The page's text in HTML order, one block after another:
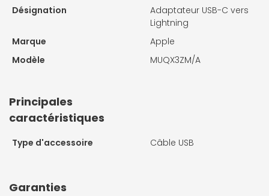
Désignation
Adaptateur USB-C vers
Lightning
Marque
Apple
Modèle
MUQX3ZM/A
Principales
caractéristiques
Type d'accessoire Câble USB
Garanties